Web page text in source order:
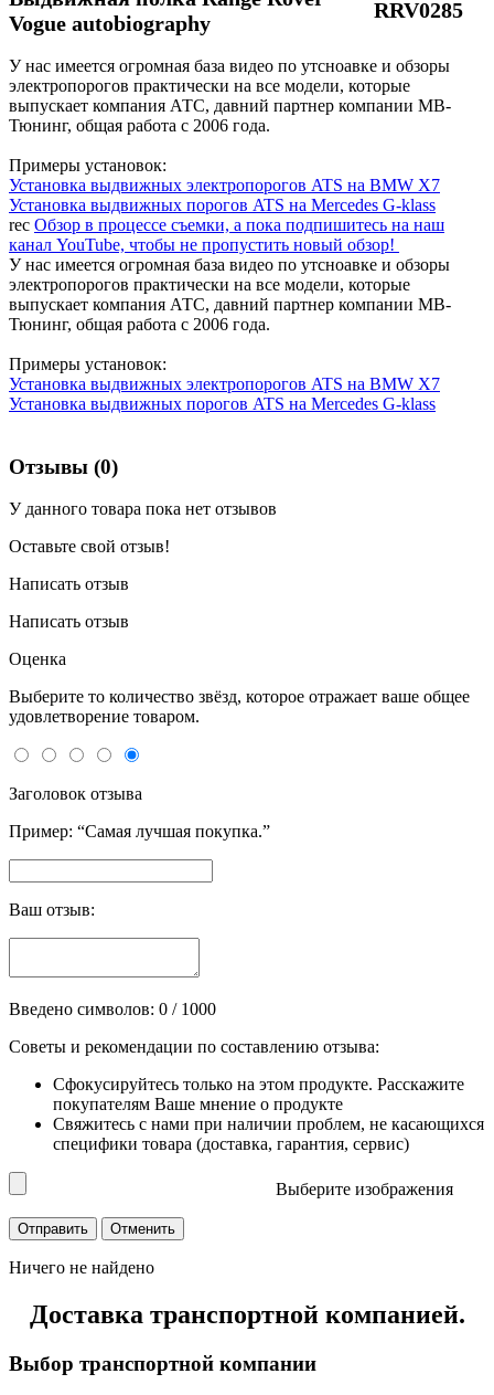
Vogue autobiography
RRV0285
У нас имеется огромная база видео по утсноавке и обзоры
электропорогов практически на все модели, которые
выпускает компания АТС, давний партнер компании МВ-
Тюнинг, общая работа с 2006 года.
Примеры установок:
Установка выдвижных электропорогов ATS на BMW X7
Установка выдвижных порогов ATS на Mercedes G-klass
rec Обзор в процессе съемки, а пока подпишитесь на наш
канал YouTube, чтобы не пропустить новый обзор!
У нас имеется огромная база видео по утсноавке и обзоры
электропорогов практически на все модели, которые
выпускает компания АТС, давний партнер компании МВ-
Тюнинг, общая работа с 2006 года.
Примеры установок:
Установка выдвижных электропорогов ATS на BMW X7
Установка выдвижных порогов ATS на Mercedes G-klass
Отзывы (0)
У данного товара пока нет отзывов
Оставьте свой отзыв!
Написать отзыв
Написать отзыв
Оценка
Выберите то количество звёзд, которое отражает ваше общее
удовлетворение товаром.
Заголовок отзыва
Пример: “Самая лучшая покупка.”
Ваш отзыв:
Введено символов: 0 / 1000
Советы и рекомендации по составлению отзыва:
Сфокусируйтесь только на этом продукте. Расскажите
покупателям Ваше мнение о продукте
Свяжитесь с нами при наличии проблем, не касающихся
специфики товара (доставка, гарантия, сервис)
Выберите изображения
Ничего не найдено
Доставка транспортной компанией.
Выбор транспортной компании